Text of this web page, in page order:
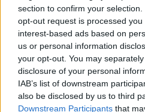
section to confirm your
opt-out request is processed
interest-based ads based on
us or personal information
your opt-out. You may
disclosure of your personal
IAB’s list of downstream
also be disclosed by us to third
Downstream Participants that
Resumen de
Ourense+orense y
Tipo de
combustible
Precio
por litro
Gasto
5l/